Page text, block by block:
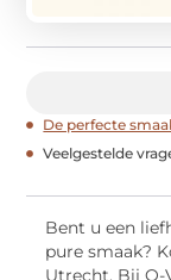
De perfecte
Veelgestelde
Bent u een
pure smaak?
Utrecht. Bij Q-